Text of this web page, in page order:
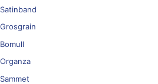
Satinband
Grosgrain
Bomull
Organza
Sammet